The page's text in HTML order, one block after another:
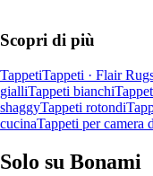
Scopri di più
TappetiTappeti · Flair
gialliTappeti bianchi
shaggyTappeti rotondi
cucinaTappeti per camera
Solo su Bonami